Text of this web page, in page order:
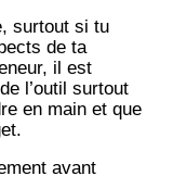
surtout si tu
de ta
il est
l’outil surtout
en main et que
avant